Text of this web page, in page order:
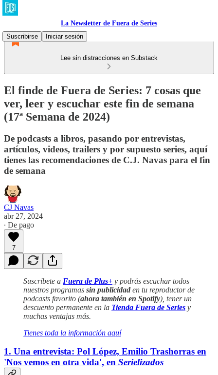
La Newsletter de Fuera de Series
Suscribirse
Iniciar sesión
Lee sin distracciones en Substack
El finde de Fuera de Series: 7 cosas que
ver, leer y escuchar este fin de semana
(17ª Semana de 2024)
De podcasts a libros, pasando por entrevistas,
artículos, videos, trailers y por supuesto series, aquí
tienes las recomendaciones de C.J. Navas para el fin
de semana
CJ Navas
abr 27, 2024
∙ De pago
7
Suscríbete a Fuera de Plus+ y podrás escuchar todos
nuestros programas sin publicidad en tu reproductor de
podcasts favorito (ahora también en Spotify), tener un
descuento permanente en la Tienda Fuera de Series y
muchas ventajas más.
Tienes toda la información aquí
1. Una entrevista: Pol López, Emilio Trashorras en
'Nos vemos en otra vida', en Serielizados